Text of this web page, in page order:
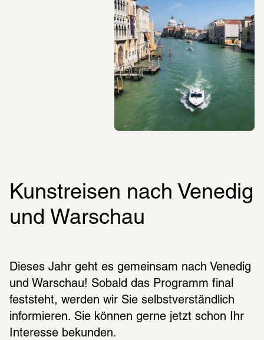
Kunstreisen nach Venedig
und Warschau
Dieses Jahr geht es gemeinsam nach Venedig
und Warschau! Sobald das Programm final
feststeht, werden wir Sie selbstverständlich
informieren. Sie können gerne jetzt schon Ihr
Interesse bekunden.